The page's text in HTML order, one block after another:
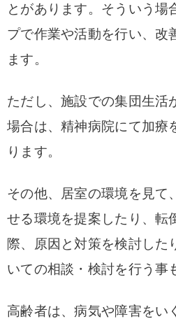
とがあります。そういう場
プで作業や活動を行い、改
ます。
ただし、施設での集団生活
場合は、精神病院にて加療
ります。
その他、居室の環境を見て
せる環境を提案したり、転
際、原因と対策を検討した
いての相談・検討を行う事
高齢者は、病気や障害をい